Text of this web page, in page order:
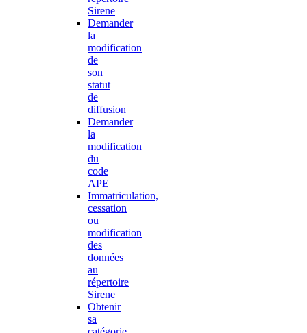
Sirene
Demander
la
modification
de
son
statut
de
diffusion
Demander
la
modification
du
code
APE
Immatriculation,
cessation
ou
modification
des
données
au
répertoire
Sirene
Obtenir
sa